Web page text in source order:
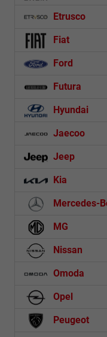
Etrusco
Fiat
Ford
Futura
Hyundai
Jaecoo
Jeep
Kia
Mercedes-
MG
Nissan
Omoda
Opel
Peugeot